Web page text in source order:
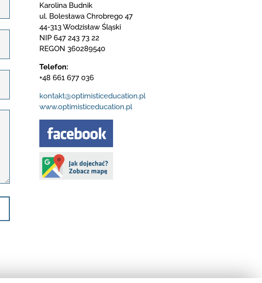
Karolina Budnik
ul. Bolesława Chrobrego 47
44-313 Wodzisław Śląski
NIP 647 243 73 22
REGON 360289540
Telefon:
+48 661 677 036
kontakt@optimisticeducation.pl
www.optimisticeducation.pl